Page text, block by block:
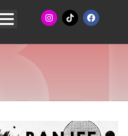
Banjee - Zebra